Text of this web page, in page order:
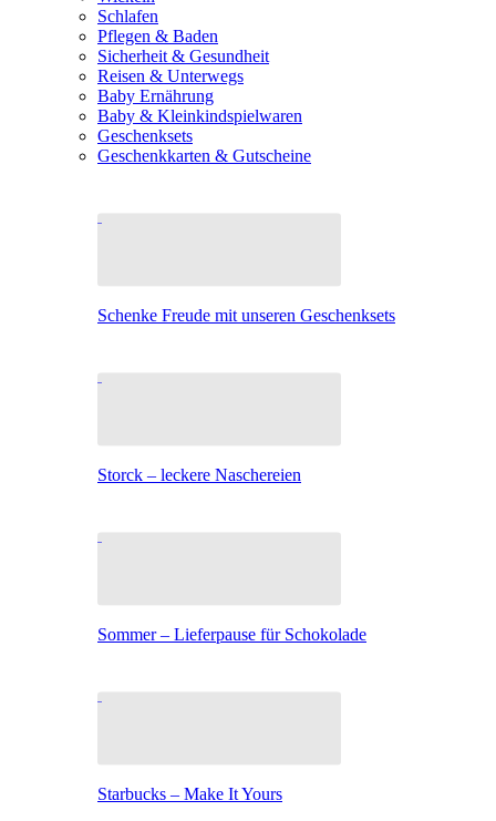
Schlafen
Pflegen & Baden
Sicherheit & Gesundheit
Reisen & Unterwegs
Baby Ernährung
Baby & Kleinkindspielwaren
Geschenksets
Geschenkkarten & Gutscheine
Schenke Freude mit unseren Geschenksets
Storck – leckere Naschereien
Sommer – Lieferpause für Schokolade
Starbucks – Make It Yours